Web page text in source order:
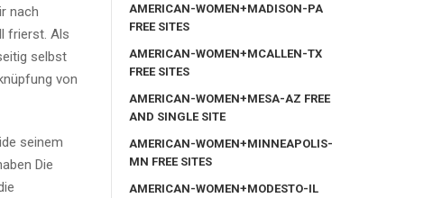
nach
frierst. Als
selbst
von
seinem
Die
AMERICAN-WOMEN+MADISON-PA
FREE SITES
AMERICAN-WOMEN+MCALLEN-TX
FREE SITES
AMERICAN-WOMEN+MESA-AZ FREE
AND SINGLE SITE
AMERICAN-WOMEN+MINNEAPOLIS-
MN FREE SITES
AMERICAN-WOMEN+MODESTO-IL